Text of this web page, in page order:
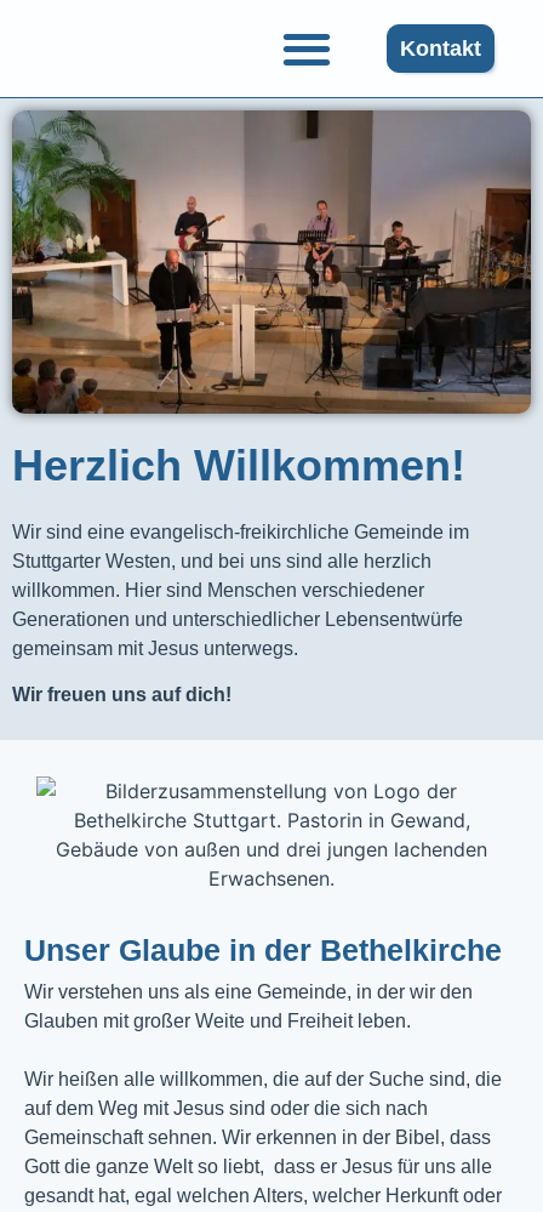
Kontakt
Herzlich Willkommen!
Wir sind eine evangelisch-freikirchliche Gemeinde im
Stuttgarter Westen, und bei uns sind alle herzlich
willkommen. Hier sind Menschen verschiedener
Generationen und unterschiedlicher Lebensentwürfe
gemeinsam mit Jesus unterwegs.
Wir freuen uns auf dich!
Unser Glaube in der Bethelkirche
Wir verstehen uns als eine Gemeinde, in der wir den
Glauben mit großer Weite und Freiheit leben.
Wir heißen alle willkommen, die auf der Suche sind, die
auf dem Weg mit Jesus sind oder die sich nach
Gemeinschaft sehnen. Wir erkennen in der Bibel, dass
Gott die ganze Welt so liebt, dass er Jesus für uns alle
gesandt hat, egal welchen Alters, welcher Herkunft oder